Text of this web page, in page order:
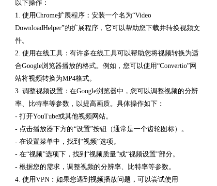
以下操作：
1. 使用Chrome扩展程序：安装一个名为“Video
DownloadHelper”的扩展程序，它可以帮助您下载并转换视频文
件。
2. 使用在线工具：有许多在线工具可以帮助您将视频转换为适
合Google浏览器播放的格式。例如，您可以使用“Convertio”网
站将视频转换为MP4格式。
3. 调整视频设置：在Google浏览器中，您可以调整视频的分辨
率、比特率等参数，以提高画质。具体操作如下：
- 打开YouTube或其他视频网站。
- 点击播放器下方的“设置”按钮（通常是一个齿轮图标）。
- 在设置菜单中，找到“视频”选项。
- 在“视频”选项下，找到“视频质量”或“视频设置”部分。
- 根据您的需求，调整视频的分辨率、比特率等参数。
4. 使用VPN：如果您遇到视频播放问题，可以尝试使用